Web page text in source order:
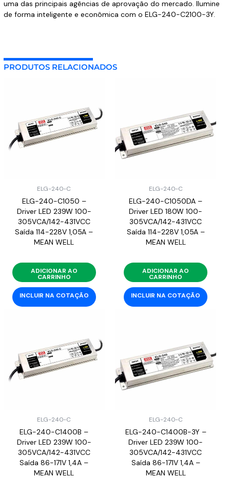
uma das principais agências de aprovação do mercado. Ilumine
de forma inteligente e econômica com o ELG-240-C2100-3Y.
PRODUTOS RELACIONADOS
ELG-240-C
ELG-240-C1050 –
Driver LED 239W 100-
305VCA/142-431VCC
Saída 114-228V 1,05A –
MEAN WELL
ADICIONAR AO
CARRINHO
INCLUIR NA COTAÇÃO
ELG-240-C
ELG-240-C1050DA –
Driver LED 180W 100-
305VCA/142-431VCC
Saída 114-228V 1,05A –
MEAN WELL
ADICIONAR AO
CARRINHO
INCLUIR NA COTAÇÃO
ELG-240-C
ELG-240-C1400B –
Driver LED 239W 100-
305VCA/142-431VCC
Saída 86-171V 1,4A –
MEAN WELL
ELG-240-C
ELG-240-C1400B-3Y –
Driver LED 239W 100-
305VCA/142-431VCC
Saída 86-171V 1,4A –
MEAN WELL